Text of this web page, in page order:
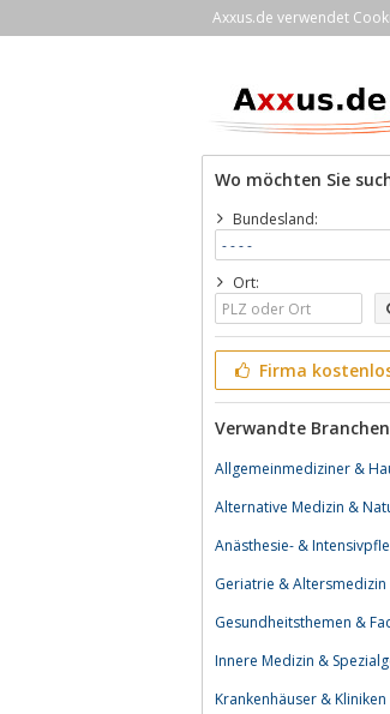
Axxus.de verwendet
Wo möchten Sie
Bundesland:
Ort:
Firma
Verwandte Branchen
Allgemeinmediziner &
Alternative Medizin &
Anästhesie- &
Geriatrie & Altersmedizin
Gesundheitsthemen &
Innere Medizin &
Krankenhäuser & Kliniken